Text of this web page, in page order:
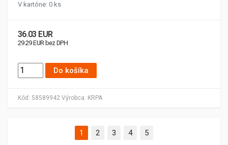
Kód: 58589942 Výrobca: KRPA
V kartóne: 0 ks
36.03 EUR
29.29 EUR bez DPH
Do košíka
1 2 3 4
5